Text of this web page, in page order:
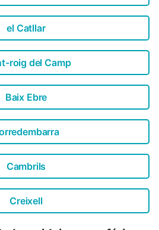
el Catllar
roig del Camp
Baix Ebre
Cambrils
Creixell